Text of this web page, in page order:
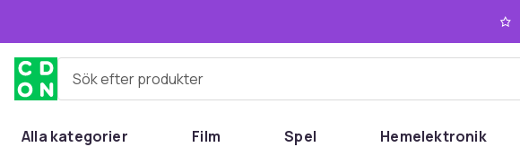
Sök efter produkter
Alla kategorier Film Spel Hemelektronik